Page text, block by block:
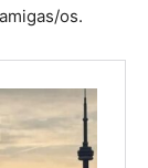
os.